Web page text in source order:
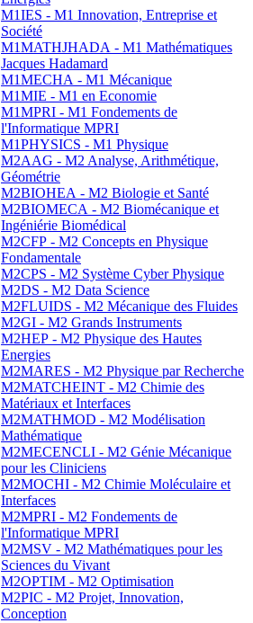
M1IES - M1 Innovation, Entreprise et
Société
M1MATHJHADA - M1 Mathématiques
Jacques Hadamard
M1MECHA - M1 Mécanique
M1MIE - M1 en Economie
M1MPRI - M1 Fondements de
l'Informatique MPRI
M1PHYSICS - M1 Physique
M2AAG - M2 Analyse, Arithmétique,
Géométrie
M2BIOHEA - M2 Biologie et Santé
M2BIOMECA - M2 Biomécanique et
Ingéniérie Biomédical
M2CFP - M2 Concepts en Physique
Fondamentale
M2CPS - M2 Système Cyber Physique
M2DS - M2 Data Science
M2FLUIDS - M2 Mécanique des Fluides
M2GI - M2 Grands Instruments
M2HEP - M2 Physique des Hautes
Energies
M2MARES - M2 Physique par Recherche
M2MATCHEINT - M2 Chimie des
Matériaux et Interfaces
M2MATHMOD - M2 Modélisation
Mathématique
M2MECENCLI - M2 Génie Mécanique
pour les Cliniciens
M2MOCHI - M2 Chimie Moléculaire et
Interfaces
M2MPRI - M2 Fondements de
l'Informatique MPRI
M2MSV - M2 Mathématiques pour les
Sciences du Vivant
M2OPTIM - M2 Optimisation
M2PIC - M2 Projet, Innovation,
Conception